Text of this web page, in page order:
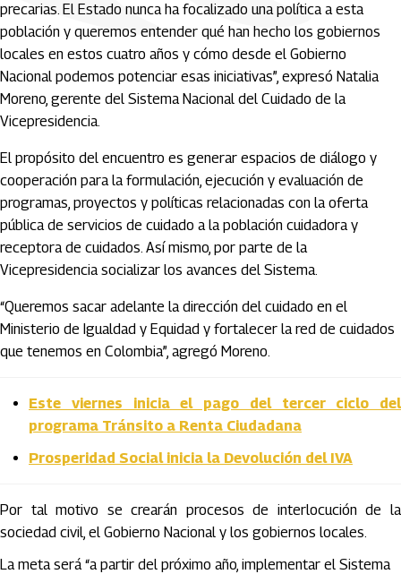
precarias. El Estado nunca ha focalizado una política a esta
población y queremos entender qué han hecho los gobiernos
locales en estos cuatro años y cómo desde el Gobierno
Nacional podemos potenciar esas iniciativas”, expresó Natalia
Moreno, gerente del Sistema Nacional del Cuidado de la
Vicepresidencia.
El propósito del encuentro es generar espacios de diálogo y
cooperación para la formulación, ejecución y evaluación de
programas, proyectos y políticas relacionadas con la oferta
pública de servicios de cuidado a la población cuidadora y
receptora de cuidados. Así mismo, por parte de la
Vicepresidencia socializar los avances del Sistema.
“Queremos sacar adelante la dirección del cuidado en el
Ministerio de Igualdad y Equidad y fortalecer la red de cuidados
que tenemos en Colombia”, agregó Moreno.
Este viernes inicia el pago del tercer ciclo del
programa Tránsito a Renta Ciudadana
Prosperidad Social inicia la Devolución del IVA
Por tal motivo se crearán procesos de interlocución de la
sociedad civil, el Gobierno Nacional y los gobiernos locales.
La meta será “a partir del próximo año, implementar el Sistema